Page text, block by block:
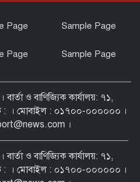
Page Sample Page
Page Sample Page
ও বাণিজ্যিক কার্যালয়: ৭১,
: । মোবাইল : ০১৭০০-০০০০০০ ।
।
ও বাণিজ্যিক কার্যালয়: ৭১,
: । মোবাইল : ০১৭০০-০০০০০০ ।